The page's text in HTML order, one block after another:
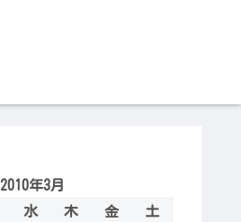
2010年3月
水 木 金
土